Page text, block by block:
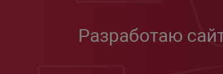
Разработаю